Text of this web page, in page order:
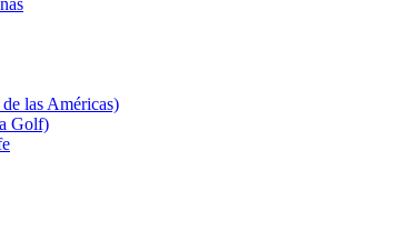
las Américas)
Golf)